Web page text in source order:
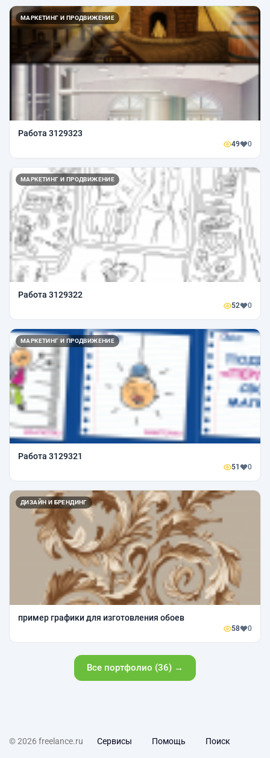
МАРКЕТИНГ И ПРОДВИЖЕНИЕ
Работа 3129323
49 0
МАРКЕТИНГ И ПРОДВИЖЕНИЕ
Работа 3129322
52 0
МАРКЕТИНГ И ПРОДВИЖЕНИЕ
Работа 3129321
51 0
ДИЗАЙН И БРЕНДИНГ
пример графики для изготовления обоев
58 0
Все портфолио (36) →
© 2026 freelance.ru Сервисы Помощь Поиск